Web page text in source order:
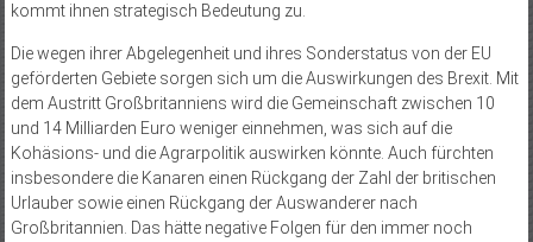
kommt ihnen strategisch Bedeutung zu.
Die wegen ihrer Abgelegenheit und ihres Sonderstatus von der EU
geförderten Gebiete sorgen sich um die Auswirkungen des Brexit. Mit
dem Austritt Großbritanniens wird die Gemeinschaft zwischen 10
und 14 Milliarden Euro weniger einnehmen, was sich auf die
Kohäsions- und die Agrarpolitik auswirken könnte. Auch fürchten
insbesondere die Kanaren einen Rückgang der Zahl der britischen
Urlauber sowie einen Rückgang der Auswanderer nach
Großbritannien. Das hätte negative Folgen für den immer noch